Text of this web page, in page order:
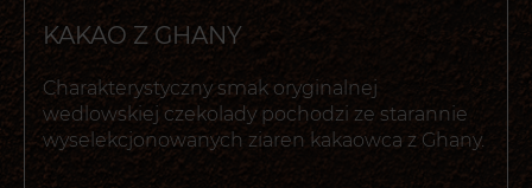
KAKAO Z GHANY
Charakterystyczny smak oryginalnej
wedlowskiej czekolady pochodzi ze starannie
wyselekcjonowanych ziaren kakaowca z Ghany.